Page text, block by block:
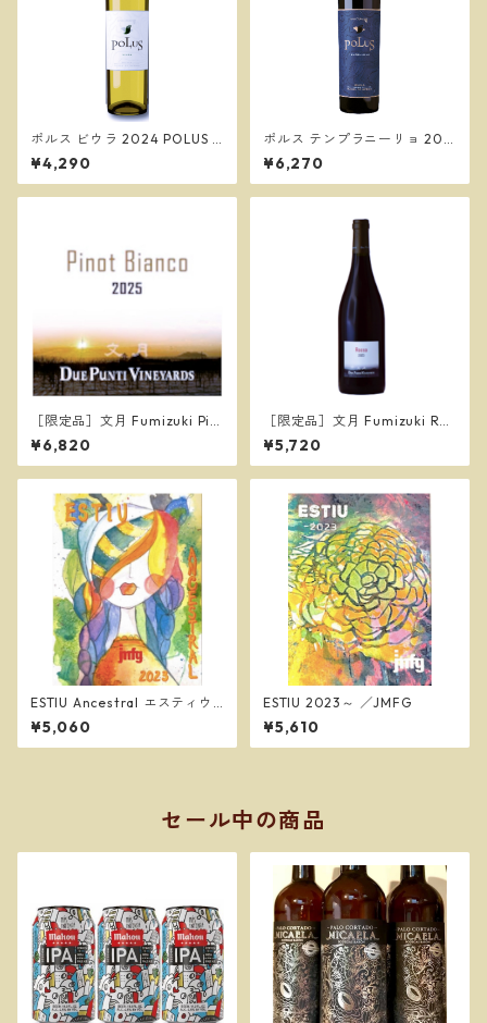
ポルス ビウラ 2024 POLUS V
IURA／ボデガス・ロリ・カサ
ード Bodegas Loli Casado
¥4,290
ポルス テンプラニーリョ 202
2 ／ボデガス・ロリ・カサード
Bodegas Loli Casado
¥6,270
［限定品］文月 Fumizuki Pin
ot Bianco 2025／ドゥエ プン
ティ ヴィンヤーズ
¥6,820
［限定品］文月 Fumizuki Ros
so 2025／ドゥエ プンティ ヴ
ィンヤーズ
¥5,720
ESTIU Ancestral エスティウ
アンセストラル 2021～ ／JM
FG
¥5,060
ESTIU 2023～ ／JMFG
¥5,610
セール中の商品